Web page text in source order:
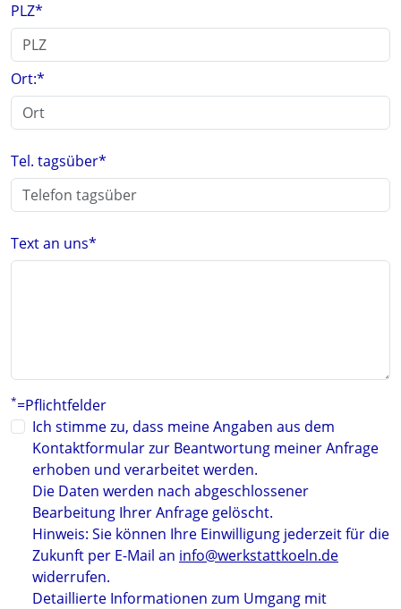
PLZ*
Ort:*
Tel. tagsüber*
Text an uns*
*=Pflichtfelder
Ich stimme zu, dass meine Angaben aus dem
Kontaktformular zur Beantwortung meiner Anfrage
erhoben und verarbeitet werden.
Die Daten werden nach abgeschlossener
Bearbeitung Ihrer Anfrage gelöscht.
Hinweis: Sie können Ihre Einwilligung jederzeit für die
Zukunft per E-Mail an info@werkstattkoeln.de
widerrufen.
Detaillierte Informationen zum Umgang mit